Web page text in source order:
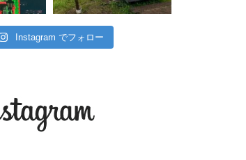
Instagram でフォロー